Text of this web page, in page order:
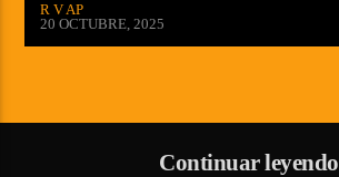
R V AP
20 OCTUBRE, 2025
Continuar leyendo